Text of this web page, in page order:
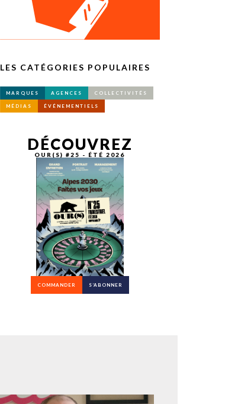
LES CATÉGORIES POPULAIRES
MARQUES AGENCES COLLECTIVITÉS
MÉDIAS ÉVÉNEMENTIELS
DÉCOUVREZ
OUR(S) #25 - ÉTÉ 2026
COMMANDER S’ABONNER